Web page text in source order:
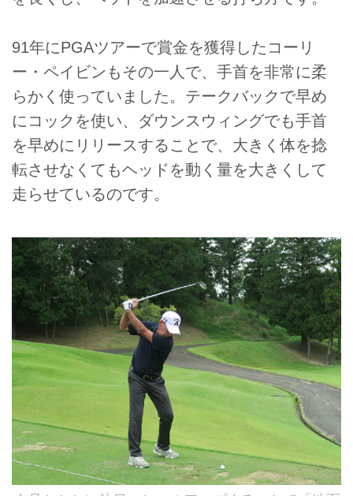
91年にPGAツアーで賞金を獲得したコーリ
ー・ペイビンもその一人で、手首を非常に柔
らかく使っていました。テークバックで早め
にコックを使い、ダウンスウィングでも手首
を早めにリリースすることで、大きく体を捻
転させなくてもヘッドを動く量を大きくして
走らせているのです。